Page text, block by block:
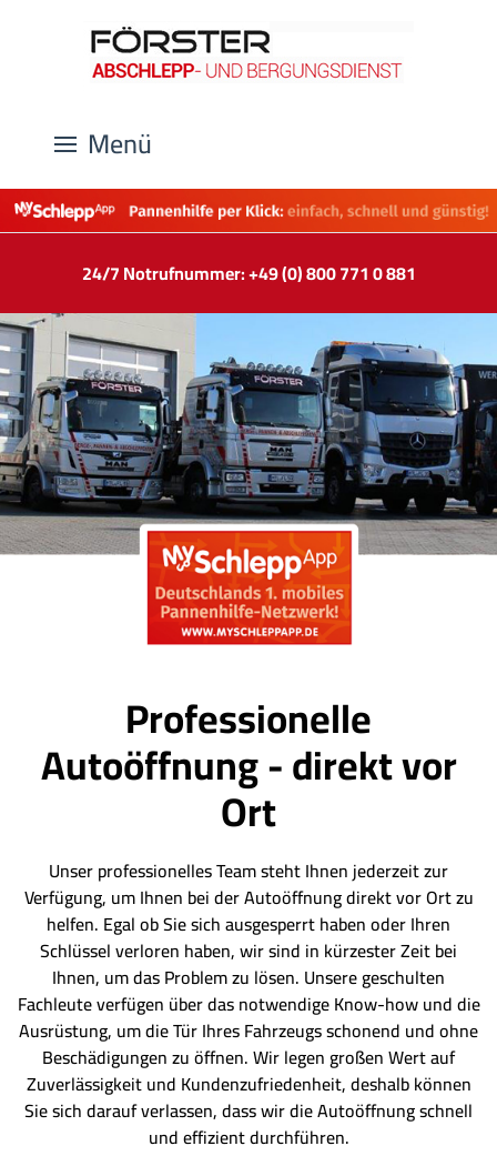
Menü
24/7 Notrufnummer: +49 (0) 800 771 0 881
Professionelle
Autoöffnung - direkt vor
Ort
Unser professionelles Team steht Ihnen jederzeit zur
Verfügung, um Ihnen bei der Autoöffnung direkt vor Ort zu
helfen. Egal ob Sie sich ausgesperrt haben oder Ihren
Schlüssel verloren haben, wir sind in kürzester Zeit bei
Ihnen, um das Problem zu lösen. Unsere geschulten
Fachleute verfügen über das notwendige Know-how und die
Ausrüstung, um die Tür Ihres Fahrzeugs schonend und ohne
Beschädigungen zu öffnen. Wir legen großen Wert auf
Zuverlässigkeit und Kundenzufriedenheit, deshalb können
Sie sich darauf verlassen, dass wir die Autoöffnung schnell
und effizient durchführen.